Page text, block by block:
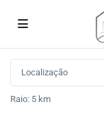
Raio: 5 km